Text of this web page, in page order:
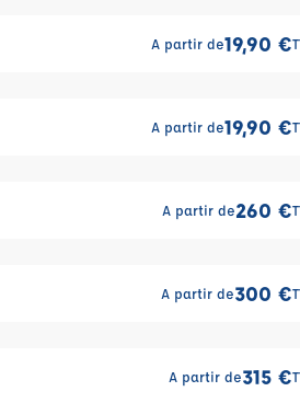
A partir de19,90 €
A partir de19,90 €
A partir de260 €
A partir de300 €
A partir de315 €